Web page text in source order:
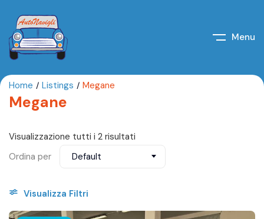
Menu
Home Listings Megane
Megane
Visualizzazione tutti i 2 risultati
Ordina per
Default
Visualizza Filtri